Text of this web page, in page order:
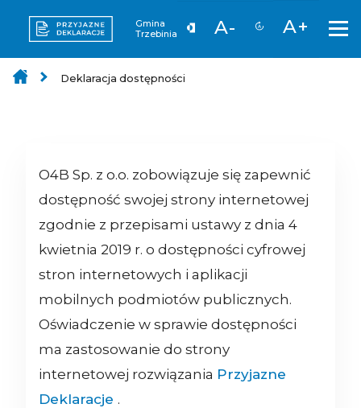
Gmina
Trzebinia
A- A+
Deklaracja dostępności
O4B Sp. z o.o. zobowiązuje się zapewnić
dostępność swojej strony internetowej
zgodnie z przepisami ustawy z dnia 4
kwietnia 2019 r. o dostępności cyfrowej
stron internetowych i aplikacji
mobilnych podmiotów publicznych.
Oświadczenie w sprawie dostępności
ma zastosowanie do strony
internetowej rozwiązania Przyjazne
Deklaracje .